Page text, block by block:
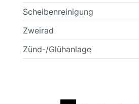
Scheibenreinigung
Zweirad
Zünd-/Glühanlage